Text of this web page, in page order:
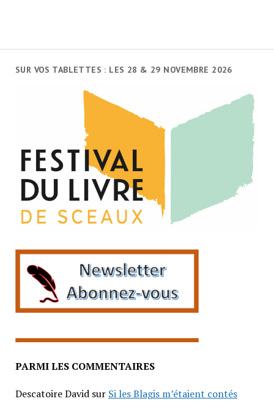
SUR VOS TABLETTES : LES 28 & 29 NOVEMBRE 2026
PARMI LES COMMENTAIRES
Descatoire Davidsur Si les Blagis m’étaient contés